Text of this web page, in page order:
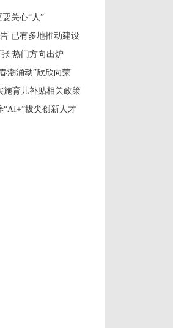
关心“人”
已有多地推动建设
热门方向出炉
潮涌动”欣欣向荣
施育儿补贴相关政策
拔尖创新人才